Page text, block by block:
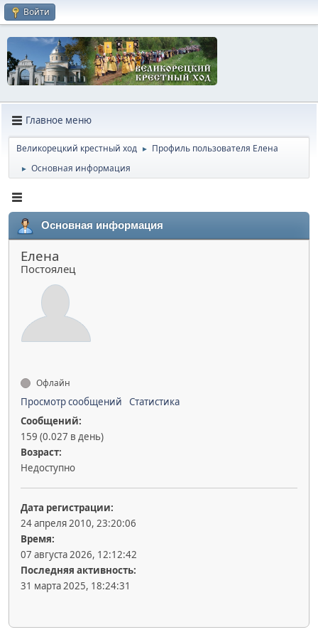
Войти
Главное меню
Великорецкий крестный ход ► Профиль пользователя Елена
► Основная информация
Основная информация
Елена
Постоялец
Офлайн
Просмотр сообщений
Статистика
Сообщений:
159 (0.027 в день)
Возраст:
Недоступно
Дата регистрации:
24 апреля 2010, 23:20:06
Время:
07 августа 2026, 12:12:42
Последняя активность:
31 марта 2025, 18:24:31